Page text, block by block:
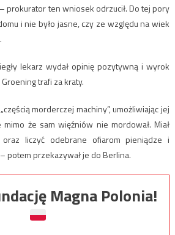
prokurator ten wniosek odrzucił. Do tej pory
i nie było jasne, czy ze względu na wiek
lekarz wydał opinię pozytywną i wyrok
trafi za kraty.
morderczej machiny”, umożliwiając jej
że sam więźniów nie mordował. Miał
oraz liczyć odebrane ofiarom pieniądze i
potem przekazywał je do Berlina.
Magna Polonia!